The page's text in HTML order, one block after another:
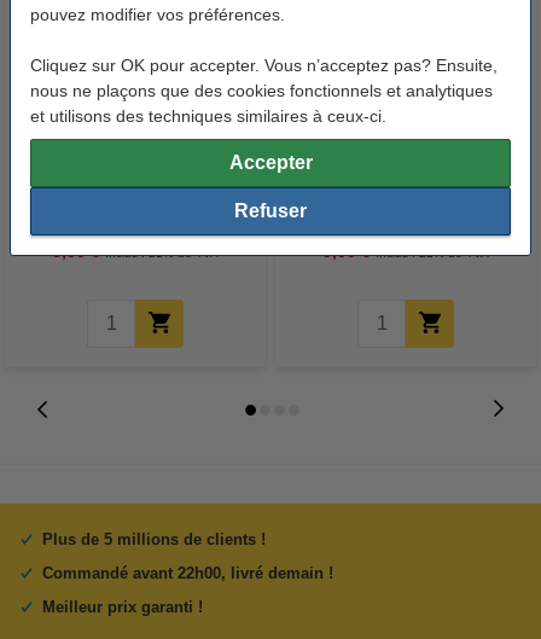
pouvez modifier vos préférences.
Cliquez sur OK pour accepter. Vous n’acceptez pas? Ensuite,
nous ne plaçons que des cookies fonctionnels et analytiques
et utilisons des techniques similaires à ceux-ci.
Accepter
Refuser
Epson T0331 cartouche d'encre
noire (marque 123encre)
5,00 € Inclus : 21% de TVA
Epson T0334 cartouche d'encre
jaune (marque 123encre)
5,00 € Inclus : 21% de TVA
Plus de 5 millions de clients !
Commandé avant 22h00, livré demain !
Meilleur prix garanti !